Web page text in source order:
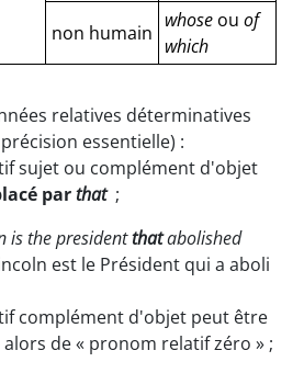
non humain
whoseou of
which
relatives déterminatives
essentielle) :
sujet ou complément d'objet
parthat ;
is the presidentthatabolished
est le Président qui a aboli
complément d'objet peut être
de « pronom relatif zéro » ;